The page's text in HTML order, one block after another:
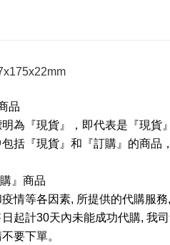
品
為『現貨』，即代表是『現貨
括『現貨』和『訂購』的商品
』商品
疫情等各因素, 所提供的代購服務,
起計30天內未能成功代購, 我
要下單。